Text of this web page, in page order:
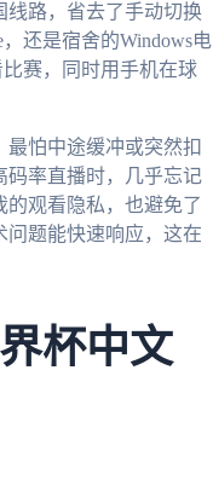
线路，省去了手动切换
还是宿舍的Windows电
赛，同时用手机在球
怕中途缓冲或突然扣
码率直播时，几乎忘记
观看隐私，也避免了
问题能快速响应，这在
杯中文